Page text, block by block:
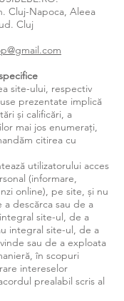
Cluj-Napoca, Aleea
Cluj
site-ului, respectiv
prezentate implică
și calificări, a
mai jos enumerați,
citirea cu
utilizatorului acces
(informare,
online), pe site, și nu
descărca sau de a
site-ul, de a
integral site-ul, de a
sau de a exploata
în scopuri
intereselor
prealabil scris al